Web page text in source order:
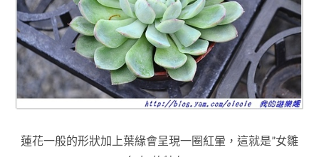
蓮花一般的形狀加上葉緣會呈現一圈紅暈 ， 這就是”女雛